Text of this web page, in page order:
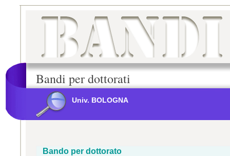
Bandi per dottorati
Univ. BOLOGNA
Bando per dottorato